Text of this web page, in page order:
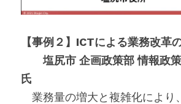
【事例２】ICTによる業務改革
塩尻市 企画政策部 情報政策
氏
業務量の増大と複雑化により